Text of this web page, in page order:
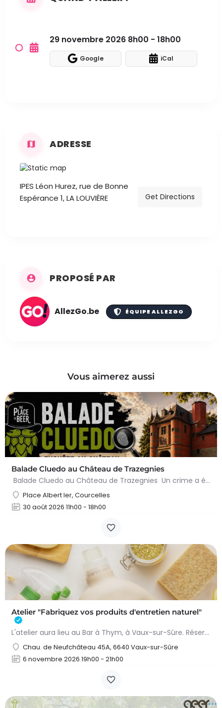
29 novembre 2026 8h00 - 18h00
Google iCal
ADRESSE
IPES Léon Hurez, rue de Bonne
Espérance 1, LA LOUVIÈRE
Get Directions
PROPOSÉ PAR
AllezGo.be ÉQUIPE ALLEZGO
Vous aimerez aussi
Balade Cluedo au Château de Trazegnies
Balade Cluedo au Château de Trazegnies Un crime a été commis au Château de Trazegnies… À vous de résoudre…
Place Albert Ier, Courcelles
30 août 2026 11h00 - 18h00
Atelier "Fabriquez vos produits d'entretien naturel"
L'atelier aura lieu au Bar à Thym, à Vaux-sur-Sûre. Réservation :
Chau. de Neufchâteau 45A, 6640 Vaux-sur-Sûre
6 novembre 2026 19h00 - 21h00